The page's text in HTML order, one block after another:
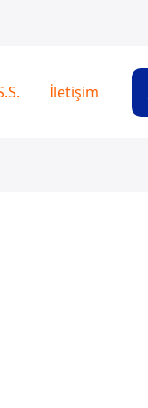
İletişim